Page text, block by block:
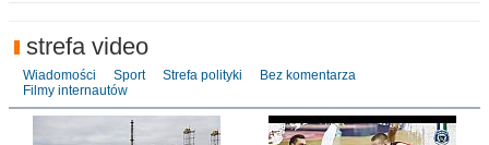
strefa video
Wiadomości Sport Strefa polityki
Bez komentarza
Filmy internautów